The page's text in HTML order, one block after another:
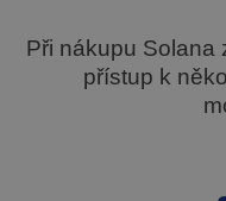
Při nákupu Solana
přístup k